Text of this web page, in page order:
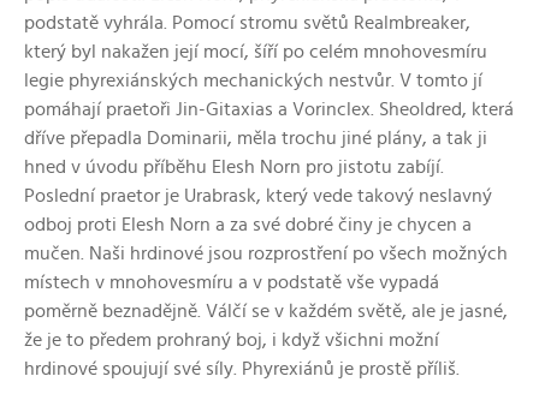
podstatě vyhrála. Pomocí stromu světů Realmbreaker,
který byl nakažen její mocí, šíří po celém mnohovesmíru
legie phyrexiánských mechanických nestvůr. V tomto jí
pomáhají praetoři Jin-Gitaxias a Vorinclex. Sheoldred, která
dříve přepadla Dominarii, měla trochu jiné plány, a tak ji
hned v úvodu příběhu Elesh Norn pro jistotu zabíjí.
Poslední praetor je Urabrask, který vede takový neslavný
odboj proti Elesh Norn a za své dobré činy je chycen a
mučen. Naši hrdinové jsou rozprostření po všech možných
místech v mnohovesmíru a v podstatě vše vypadá
poměrně beznadějně. Válčí se v každém světě, ale je jasné,
že je to předem prohraný boj, i když všichni možní
hrdinové spoujují své síly. Phyrexiánů je prostě příliš.